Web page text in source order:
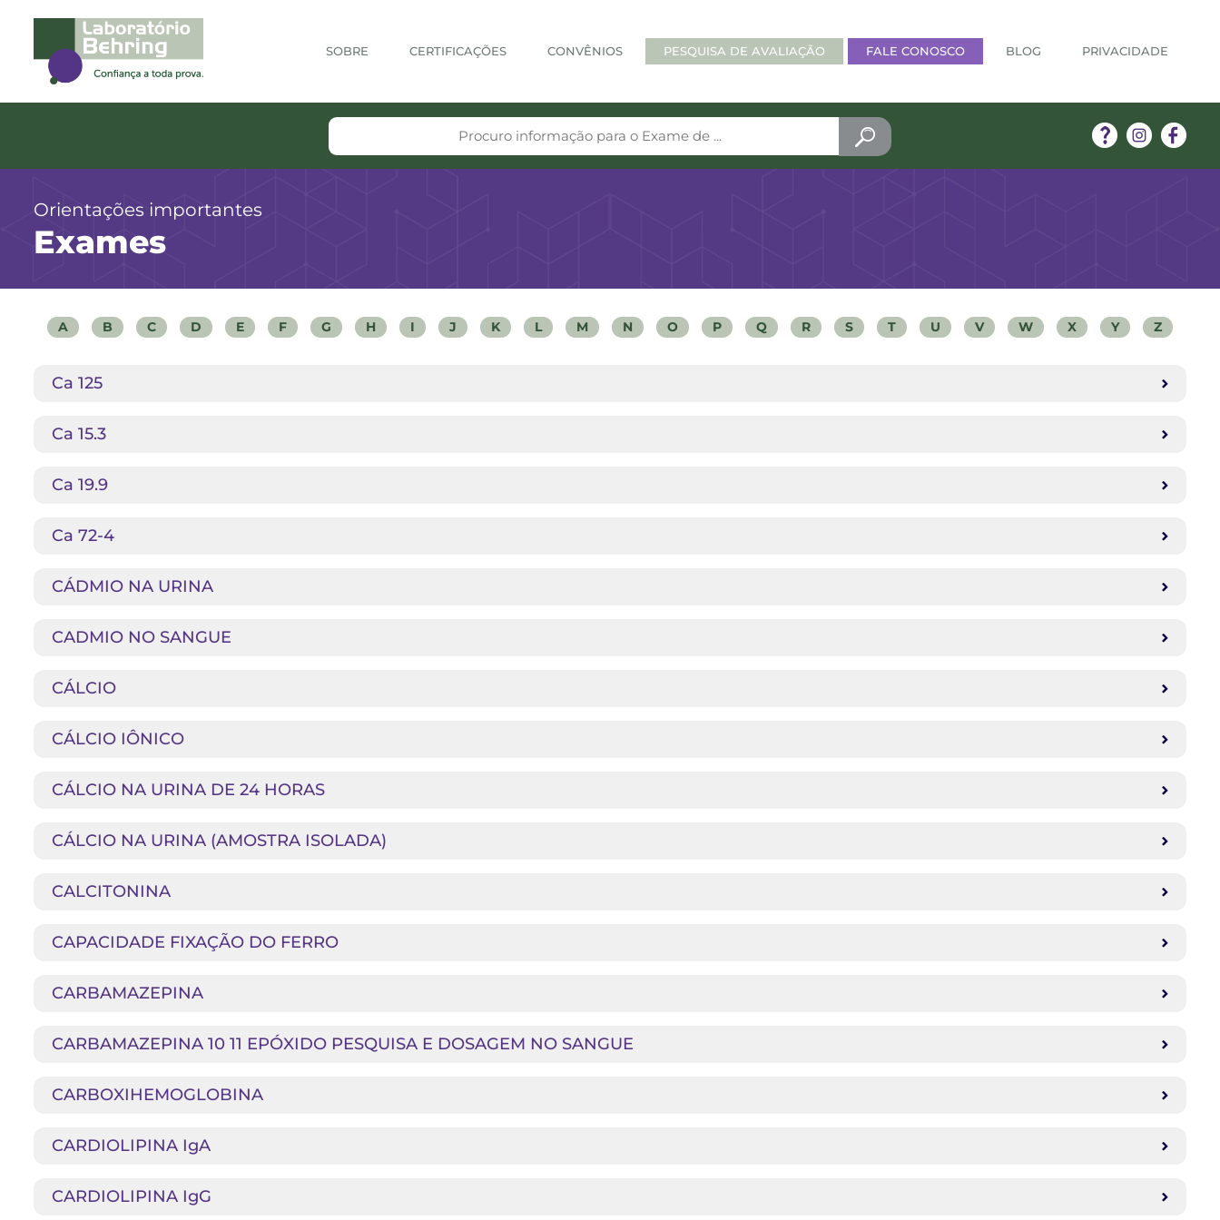
SOBRE CERTIFICAÇÕES CONVÊNIOS PESQUISA DE AVALIAÇÃO FALE CONOSCO BLOG PRIVACIDADE
Orientações importantes
Exames
A B C D E F G H I J K L M N O P Q R S T U V W X Y Z
Ca 125
Ca 15.3
Ca 19.9
Ca 72-4
CÁDMIO NA URINA
CADMIO NO SANGUE
CÁLCIO
CÁLCIO IÔNICO
CÁLCIO NA URINA DE 24 HORAS
CÁLCIO NA URINA (AMOSTRA ISOLADA)
CALCITONINA
CAPACIDADE FIXAÇÃO DO FERRO
CARBAMAZEPINA
CARBAMAZEPINA 10 11 EPÓXIDO PESQUISA E DOSAGEM NO SANGUE
CARBOXIHEMOGLOBINA
CARDIOLIPINA IgA
CARDIOLIPINA IgG